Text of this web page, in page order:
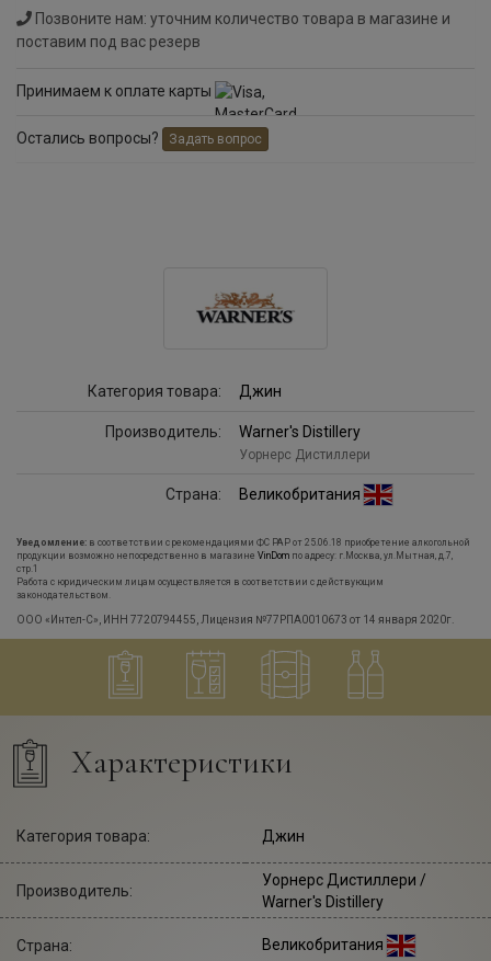
Позвоните нам: уточним количество товара в магазине и
поставим под вас резерв
Принимаем к оплате карты
Остались вопросы? Задать вопрос
Категория товара: Джин
Производитель: Warner's Distillery
Уорнерс Дистиллери
Страна: Великобритания
Уведомление: в соответствии с рекомендациями ФС РАР от 25.06.18 приобретение алкогольной
продукции возможно непосредственно в магазине VinDom по адресу: г.Москва, ул.Мытная, д.7,
стр.1
Работа с юридическим лицам осуществляется в соответствии с действующим
законодательством.
ООО «Интел-С», ИНН 7720794455, Лицензия №77РПА0010673 от 14 января 2020г.
Характеристики
Категория товара: Джин
Производитель:
Уорнерс Дистиллери /
Warner's Distillery
Страна: Великобритания